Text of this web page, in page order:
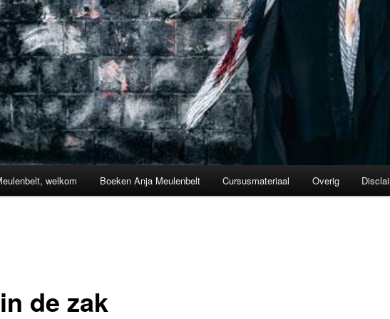
welkom Boeken Anja Meulenbelt Cursusmateriaal Overig
de zak